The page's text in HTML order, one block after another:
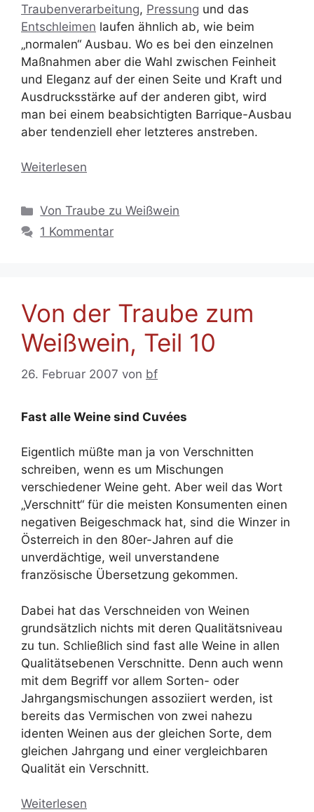
Traubenverarbeitung, Pressung und das
Entschleimen laufen ähnlich ab, wie beim
„normalen“ Ausbau. Wo es bei den einzelnen
Maßnahmen aber die Wahl zwischen Feinheit
und Eleganz auf der einen Seite und Kraft und
Ausdrucksstärke auf der anderen gibt, wird
man bei einem beabsichtigten Barrique-Ausbau
aber tendenziell eher letzteres anstreben.
Weiterlesen
Kategorien
Von Traube zu Weißwein
1 Kommentar
Von der Traube zum
Weißwein, Teil 10
26. Februar 2007 von bf
Fast alle Weine sind Cuvées
Eigentlich müßte man ja von Verschnitten
schreiben, wenn es um Mischungen
verschiedener Weine geht. Aber weil das Wort
„Verschnitt“ für die meisten Konsumenten einen
negativen Beigeschmack hat, sind die Winzer in
Österreich in den 80er-Jahren auf die
unverdächtige, weil unverstandene
französische Übersetzung gekommen.
Dabei hat das Verschneiden von Weinen
grundsätzlich nichts mit deren Qualitätsniveau
zu tun. Schließlich sind fast alle Weine in allen
Qualitätsebenen Verschnitte. Denn auch wenn
mit dem Begriff vor allem Sorten- oder
Jahrgangsmischungen assoziiert werden, ist
bereits das Vermischen von zwei nahezu
identen Weinen aus der gleichen Sorte, dem
gleichen Jahrgang und einer vergleichbaren
Qualität ein Verschnitt.
Weiterlesen